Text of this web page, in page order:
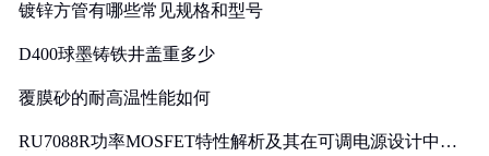
镀锌方管有哪些常见规格和型号
D400球墨铸铁井盖重多少
覆膜砂的耐高温性能如何
RU7088R功率MOSFET特性解析及其在可调电源设计中的